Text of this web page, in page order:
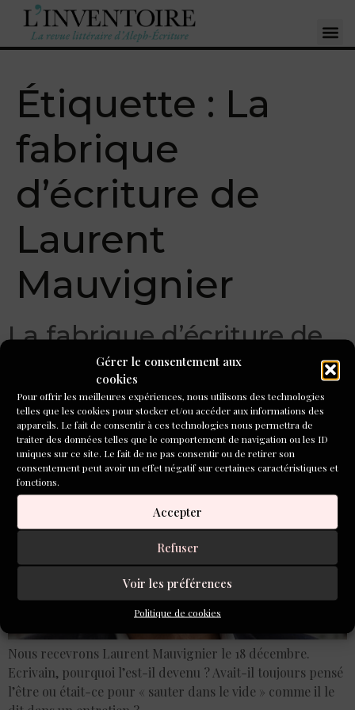
Gérer le consentement aux
cookies
Pour offrir les meilleures expériences, nous utilisons des technologies
telles que les cookies pour stocker et/ou accéder aux informations des
appareils. Le fait de consentir à ces technologies nous permettra de
traiter des données telles que le comportement de navigation ou les ID
uniques sur ce site. Le fait de ne pas consentir ou de retirer son
consentement peut avoir un effet négatif sur certaines caractéristiques et
fonctions.
Accepter
Refuser
Voir les préférences
Politique de cookies
Étiquette : La
fabrique
d’écriture de
Laurent
Mauvignier
La fabrique d’écriture de
Laurent Mauvignier le 18
décembre
Nous recevrons Laurent Mauvignier le 18 décembre.
Ecrivain, pourquoi l’est-il devenu ? Avait-il toujours pensé
l’être ou était-ce pour « sauter dans le vide » comme il le